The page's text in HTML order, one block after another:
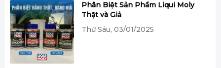
Phân Biệt Sản Phẩm Liqui Moly
Thật và Giả
Thứ Sáu, 03/01/2025